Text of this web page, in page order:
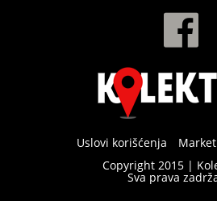
Uslovi korišćenja
Copyright 2015 |
Sva prava